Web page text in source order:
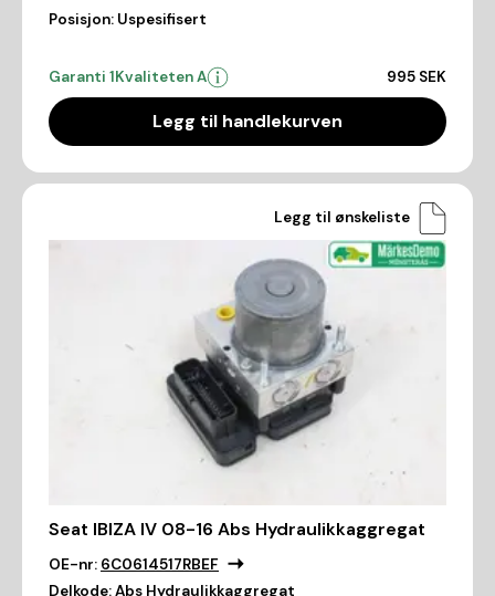
Posisjon: Uspesifisert
Garanti 1Kvaliteten A 995 SEK
Legg til handlekurven
Legg til ønskeliste
Seat IBIZA IV 08-16 Abs Hydraulikkaggregat
OE-nr: 6C0614517RBEF
Delkode:Abs Hydraulikkaggregat